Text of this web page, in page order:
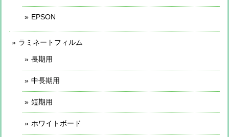
EPSON
ラミネートフィルム
長期用
中長期用
短期用
ホワイトボード